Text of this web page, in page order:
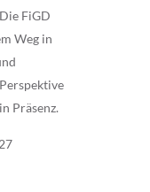
FiGD
Weg in
Präsenz.